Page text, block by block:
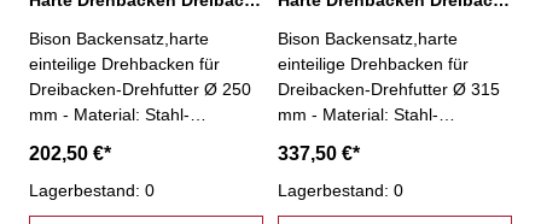
Bison Backensatz,harte
einteilige Drehbacken für
Dreibacken-Drehfutter Ø 250
mm - Material: Stahl-
Satz
202,50 €*
Lagerbestand: 0
Bison Backensatz,harte
einteilige Drehbacken für
Dreibacken-Drehfutter Ø 315
mm - Material: Stahl-
Satz
337,50 €*
Lagerbestand: 0